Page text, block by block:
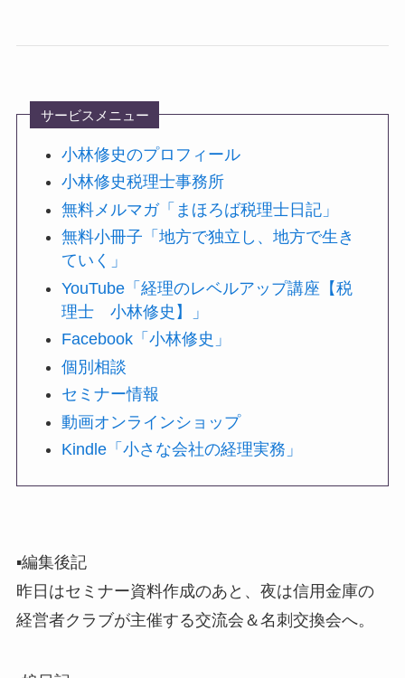
サービスメニュー
小林修史のプロフィール
小林修史税理士事務所
無料メルマガ「まほろば税理士日記」
無料小冊子「地方で独立し、地方で生き
ていく」
YouTube「経理のレベルアップ講座【税
理士 小林修史】」
Facebook「小林修史」
個別相談
セミナー情報
動画オンラインショップ
Kindle「小さな会社の経理実務」
▪️編集後記
昨日はセミナー資料作成のあと、夜は信用金庫の
経営者クラブが主催する交流会＆名刺交換会へ。